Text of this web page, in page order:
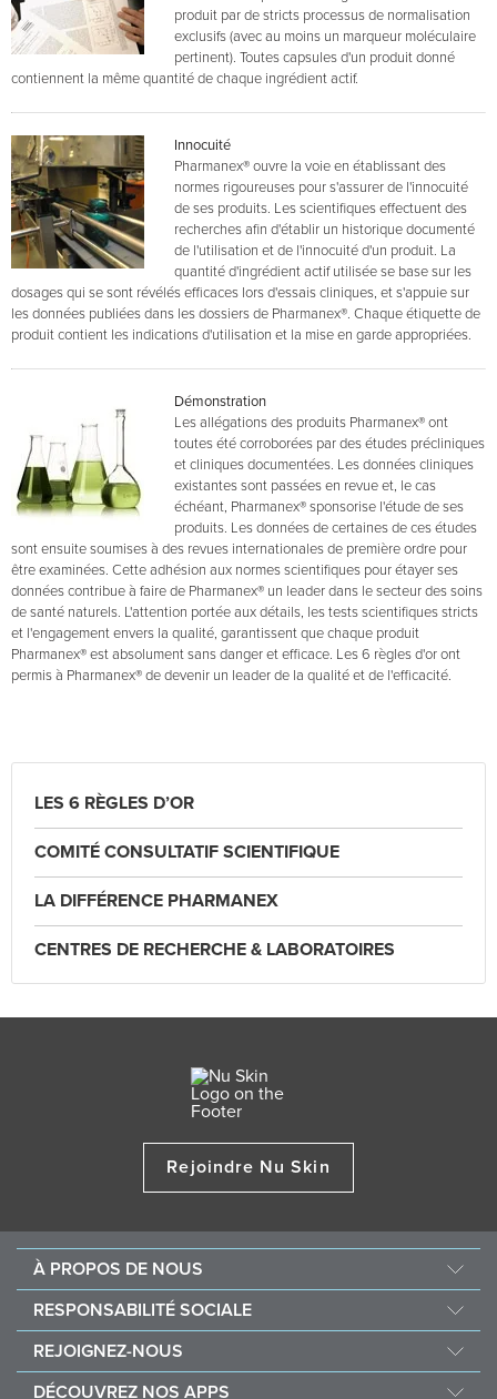
produit par de stricts processus de normalisation
exclusifs (avec au moins un marqueur moléculaire
pertinent). Toutes capsules d'un produit donné
contiennent la même quantité de chaque ingrédient actif.
Innocuité
Pharmanex® ouvre la voie en établissant des
normes rigoureuses pour s'assurer de l'innocuité
de ses produits. Les scientifiques effectuent des
recherches afin d'établir un historique documenté
de l'utilisation et de l'innocuité d'un produit. La
quantité d'ingrédient actif utilisée se base sur les
dosages qui se sont révélés efficaces lors d'essais cliniques, et s'appuie sur
les données publiées dans les dossiers de Pharmanex®. Chaque étiquette de
produit contient les indications d'utilisation et la mise en garde appropriées.
Démonstration
Les allégations des produits Pharmanex® ont
toutes été corroborées par des études précliniques
et cliniques documentées. Les données cliniques
existantes sont passées en revue et, le cas
échéant, Pharmanex® sponsorise l'étude de ses
produits. Les données de certaines de ces études
sont ensuite soumises à des revues internationales de première ordre pour
être examinées. Cette adhésion aux normes scientifiques pour étayer ses
données contribue à faire de Pharmanex® un leader dans le secteur des soins
de santé naturels. L'attention portée aux détails, les tests scientifiques stricts
et l'engagement envers la qualité, garantissent que chaque produit
Pharmanex® est absolument sans danger et efficace. Les 6 règles d'or ont
permis à Pharmanex® de devenir un leader de la qualité et de l'efficacité.
LES 6 RÈGLES D’OR
COMITÉ CONSULTATIF SCIENTIFIQUE
LA DIFFÉRENCE PHARMANEX
CENTRES DE RECHERCHE & LABORATOIRES
Rejoindre Nu Skin
À PROPOS DE NOUS
Au sujet de Nu Skin
Offres d’emploi
One Global Voice
RESPONSABILITÉ SOCIALE
Force for Good
REJOIGNEZ-NOUS
Pourquoi Nu Skin
DÉCOUVREZ NOS APPS